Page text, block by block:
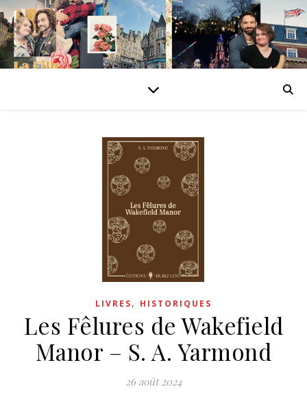
LIVRES, HISTORIQUES
Les Fêlures de Wakefield
Manor – S. A. Yarmond
26 août 2024